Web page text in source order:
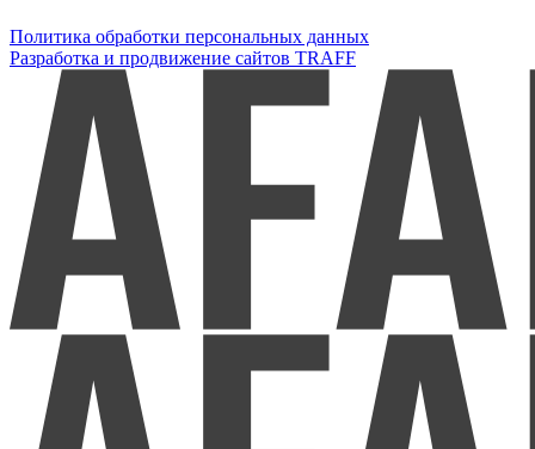
Политика обработки персональных данных
Разработка и продвижение сайтов TRAFF